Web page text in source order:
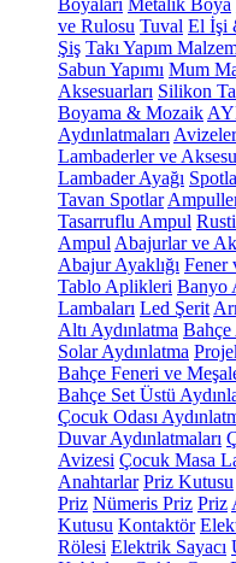
Boyaları Metalik Boya
ve Rulosu Tuval El İşi
Şiş Takı Yapım
Sabun Yapımı Mum
Aksesuarları Silikon
Boyama & Mozaik
Aydınlatmaları Avizeler
Lambaderler ve
Lambader Ayağı
Tavan Spotlar
Tasarruflu Ampul
Ampul Abajurlar ve
Abajur Ayaklığı Fener
Tablo Aplikleri Banyo
Lambaları Led Şerit
Altı Aydınlatma Bahçe
Solar Aydınlatma
Bahçe Feneri ve
Bahçe Set Üstü
Çocuk Odası
Duvar Aydınlatmaları
Avizesi Çocuk Masa
Anahtarlar Priz Kutusu
Priz Nümeris Priz Priz
Kutusu Kontaktör
Rölesi Elektrik Sayacı